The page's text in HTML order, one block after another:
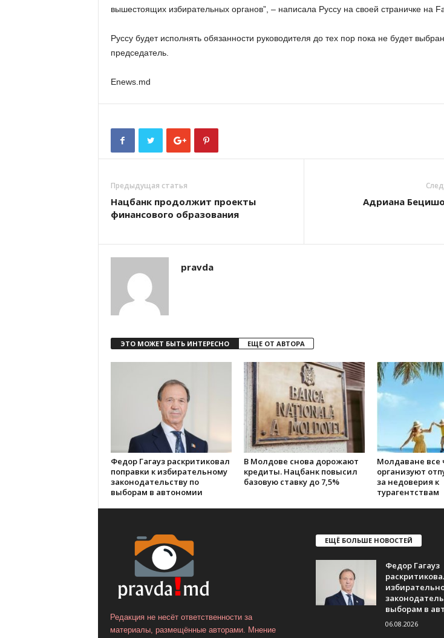
вышестоящих избирательных органов”, – написала Руссу на своей страничке на
Руссу будет исполнять обязанности руководителя до тех пор пока не будет
председатель.
Enews.md
Предыдущая статья
Нацбанк продолжит проекты
финансового образования
Адриана
pravda
ЭТО МОЖЕТ БЫТЬ ИНТЕРЕСНО ЕЩЕ ОТ АВТОРА
Федор Гагауз раскритиковал
поправки к избирательному
законодательству по
выборам в автономии
В Молдове снова дорожают
кредиты. Нацбанк повысил
базовую ставку до 7,5%
Молдаване все
организуют
за недоверия к
турагентствам
Редакция не несёт ответственности за
материалы, размещённые авторами. Мнение
ЕЩЁ БОЛЬШЕ НОВОСТЕЙ
Федор Гагауз
выборам в
06.08.2026